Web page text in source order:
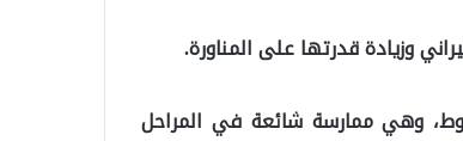
وزيادة قدرتها على المناورة.
وهي ممارسة شائعة في المراحل